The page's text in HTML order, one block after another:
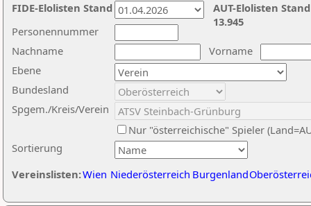
Nachname
Vorname
Ebene
Sortierung
Personennummer
Bundesland
Spgem./Kreis/Verein
Nur "österreichische" Spieler
Vereinslisten:Wien Niederösterreich Burgenland
AUT-Elolisten
13.945
FIDE-Elolisten Stand